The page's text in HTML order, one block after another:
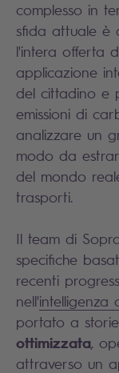
complesso in
sfida attuale è
l'intera offerta
applicazione
del cittadino e
emissioni di
analizzare un
modo da
del mondo
trasporti.
Il team di
specifiche
recenti
nell'intelligenza
portato a
ottimizzata,
attraverso un